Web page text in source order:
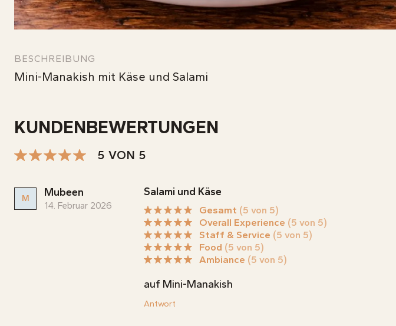
BESCHREIBUNG
Mini-Manakish mit Käse und Salami
KUNDENBEWERTUNGEN
5 VON 5
M Mubeen
14. Februar 2026
Salami und Käse
Gesamt (5 von 5)
Overall Experience (5 von 5)
Staff & Service (5 von 5)
Food (5 von 5)
Ambiance (5 von 5)
auf Mini-Manakish
Antwort